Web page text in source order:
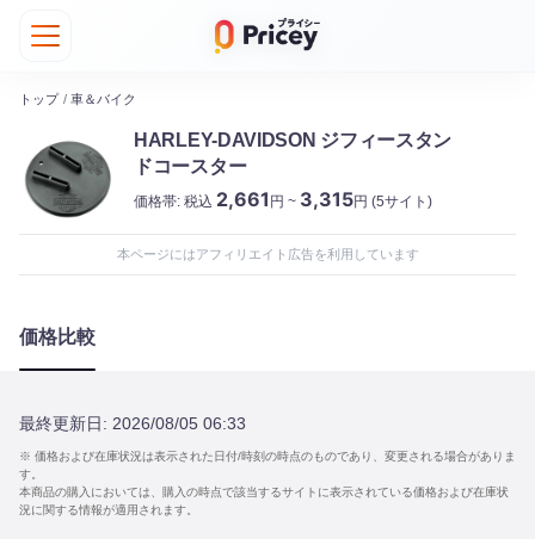
トップ / 車＆バイク
HARLEY-DAVIDSON ジフィースタン
ドコースター
価格帯: 税込 2,661 円 ~ 3,315円 (5サイト)
本ページにはアフィリエイト広告を利用しています
価格比較
最終更新日: 2026/08/05 06:33
※ 価格および在庫状況は表示された日付/時刻の時点のものであり、変更される場合がありま
す。
本商品の購入においては、購入の時点で該当するサイトに表示されている価格および在庫状
況に関する情報が適用されます。